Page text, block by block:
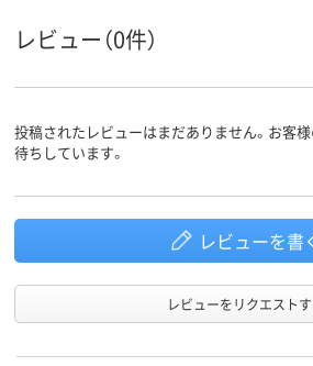
レビュー（0件）
投稿されたレビューはまだありません。お客
待ちしています。
レビューを書
レビューをリクエスト